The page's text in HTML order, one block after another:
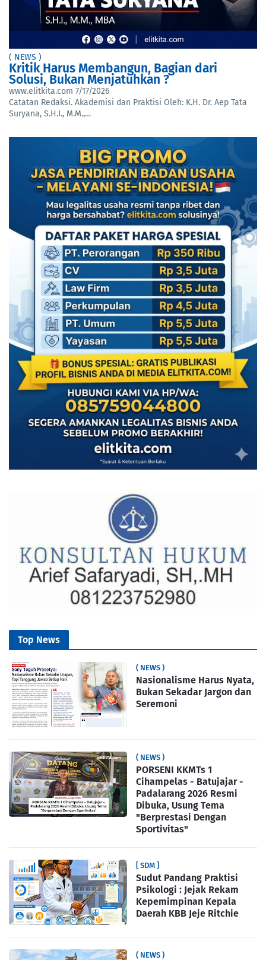
( NEWS )
Kritik Harus Membangun, Bagian dari
Solusi, Bukan Menjatuhkan ?
www.elitkita.com 7/17/2026
Catatan Redaksi. Akademisi dan Praktisi Oleh: K.H. Dr. Aep Tata
Suryana, S.H.I., M.M.,…
Top News
( NEWS )
Nasionalisme Harus Nyata,
Bukan Sekadar Jargon dan
Seremoni
( NEWS )
PORSENI KKMTs 1
Cihampelas - Batujajar -
Padalarang 2026 Resmi
Dibuka, Usung Tema
"Berprestasi Dengan
Sportivitas"
[ SDM ]
Sudut Pandang Praktisi
Psikologi : Jejak Rekam
Kepemimpinan Kepala
Daerah KBB Jeje Ritchie
( NEWS )